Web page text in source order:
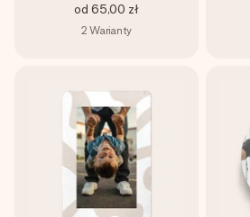
od 65,00 zł
2 Warianty